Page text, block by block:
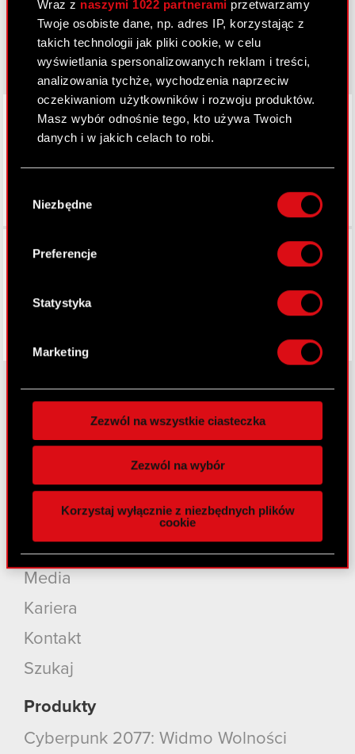
Wraz z naszymi 1022 partnerami przetwarzamy
Twoje osobiste dane, np. adres IP, korzystając z
takich technologii jak pliki cookie, w celu
wyświetlania spersonalizowanych reklam i treści,
analizowania tychże, wychodzenia naprzeciw
oczekiwaniom użytkowników i rozwoju produktów.
Masz wybór odnośnie tego, kto używa Twoich
danych i w jakich celach to robi.
Gromadzić dane dotyczące Twojej
lokalizacji geograficznej z dokładnością nawet
Identyfikować Twoje urządzenie, aktywnie
analizując charakteryzującego je zbiory
palca)
osobiste dane są przetwarzane oraz ustaw własne
preferencje w
. W Deklaracji
zgodę w dowolnej chwili.
funkcje społecznościowe i analizować ruch w
naszej witrynie. Informacje o tym, jak korzystasz
z naszej witryny, udostępniamy partnerom
społecznościowym, reklamowym i analitycznym.
Partnerzy mogą połączyć te informacje z innymi
danymi otrzymanymi od Ciebie lub uzyskanymi
korzystanie z naszej witryny, zgadasz się na
zgody
Niezbędne
Preferencje
Statystyka
Marketing
Zezwól na wszystkie ciasteczka
Zezwól na wybór
Korzystaj wyłącznie z niezbędnych plików
cookie
cyberpunk.net
gear.cdprojektred.com
LinkedIn
O CD PROJEKT
Grupa Kapitałowa
Nasz biznes
Inwestorzy
Media
Kariera
Kontakt
Szukaj
Produkty
Cyberpunk 2077: Widmo Wolności